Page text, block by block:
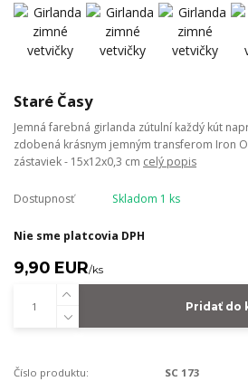
Staré Časy
Jemná farebná girlanda zútulní každý kút
zdobená krásnym jemným transferom Iron
zástaviek - 15x12x0,3 cm celý popis
Dostupnosť Skladom 1 ks
Nie sme platcovia DPH
9,90 EUR/ks
Pridať do
Číslo produktu: SC 173